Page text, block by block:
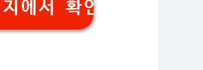
에서 확인하기 👆